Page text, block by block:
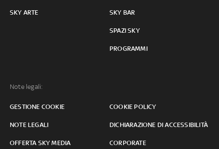
SKY ARTE SKY BAR
SPAZI SKY
PROGRAMMI
Note legali:
GESTIONE COOKIE COOKIE POLICY
NOTE LEGALI DICHIARAZIONE DI ACCESSIBILITÀ
OFFERTA SKY MEDIA CORPORATE